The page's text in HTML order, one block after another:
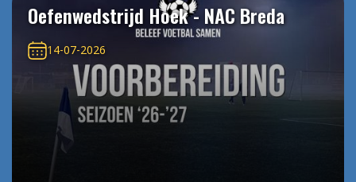
Oefenwedstrijd Hoek - NAC Breda
14-07-2026